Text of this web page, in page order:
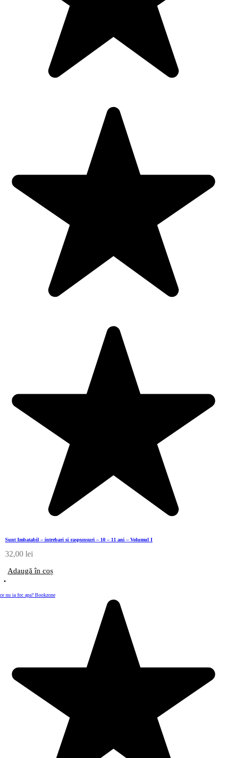
Sunt Imbatabil – intrebari si raspunsuri – 10 – 11 ani – Volumul I
32,00 lei
Adaugă în coș